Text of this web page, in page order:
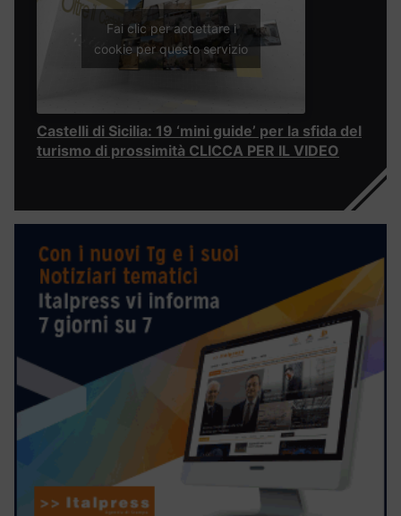
Fai clic per accettare i
cookie per questo servizio
Castelli di Sicilia: 19 ‘mini guide’ per la sfida del
turismo di prossimità CLICCA PER IL VIDEO